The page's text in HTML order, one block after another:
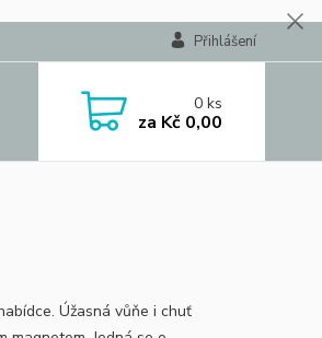
Přihlášení
0ks
za Kč 0,00
Úžasná vůňe i chuť